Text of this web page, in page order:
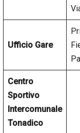
Ufficio Gare
Centro
Sportivo
Intercomunale
Tonadico